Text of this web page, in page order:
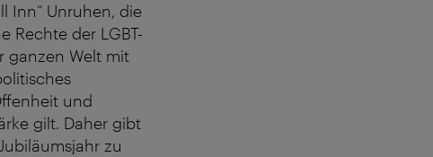
Inn“ Unruhen, die
Rechte der LGBT-
ganzen Welt mit
und
gilt. Daher gibt
zu